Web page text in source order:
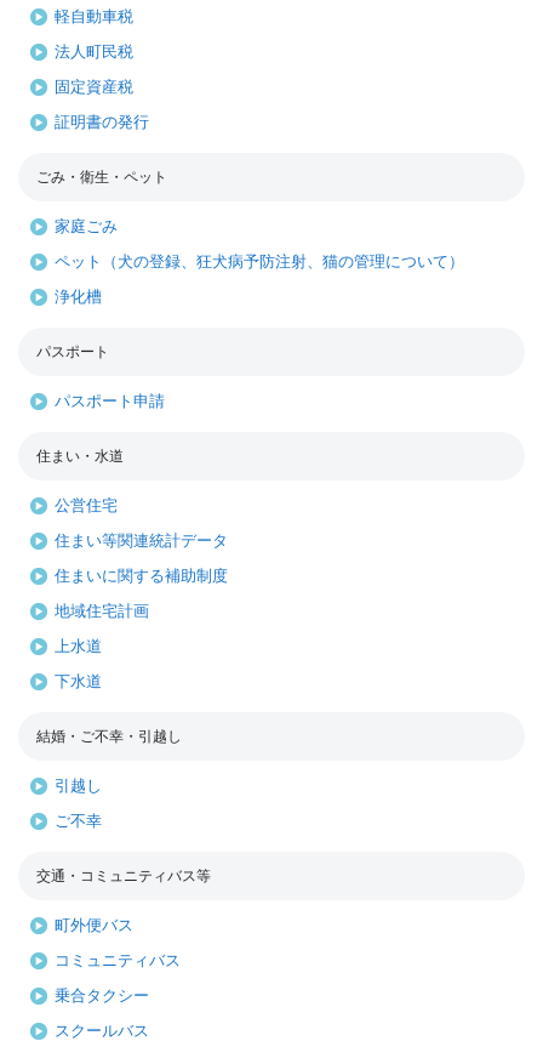
軽自動車税
法人町民税
固定資産税
証明書の発行
ごみ・衛生・ペット
家庭ごみ
ペット（犬の登録、狂犬病予防注射、猫の管理について）
浄化槽
パスポート
パスポート申請
住まい・水道
公営住宅
住まい等関連統計データ
住まいに関する補助制度
地域住宅計画
上水道
下水道
結婚・ご不幸・引越し
引越し
ご不幸
交通・コミュニティバス等
町外便バス
コミュニティバス
乗合タクシー
スクールバス